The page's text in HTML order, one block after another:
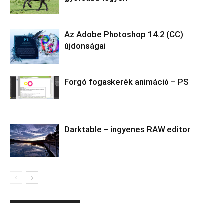
Az Adobe Photoshop 14.2 (CC)
újdonságai
Forgó fogaskerék animáció – PS
Darktable – ingyenes RAW editor